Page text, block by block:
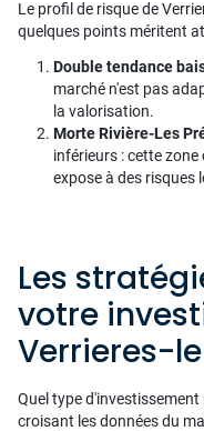
Le profil de risque de
quelques points méritent
Double tendance
marché n'est pas
la valorisation.
Morte Rivière-Les
inférieurs : cette
expose à des risques
Les
votre
Verrieres-
Quel type d'investissement
croisant les données du